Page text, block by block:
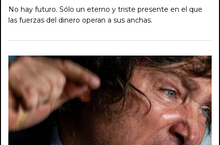
No hay futuro. Sólo un eterno y triste presente en el que
las fuerzas del dinero operan a sus anchas.